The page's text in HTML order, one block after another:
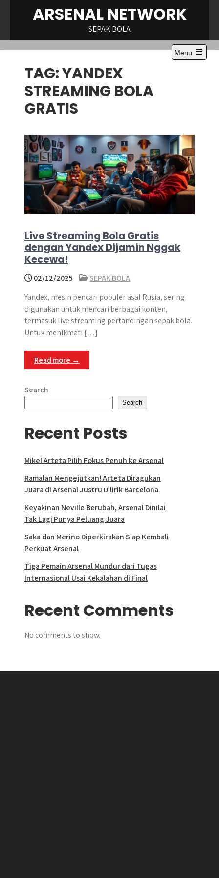
ARSENAL NETWORK
SEPAK BOLA
Menu
Open
TAG:YANDEX
STREAMING BOLA
GRATIS
Live Streaming Bola Gratis
dengan Yandex Dijamin Nggak
Kecewa!
02/12/2025
SEPAK BOLA
Yandex, mesin pencari populer asal Rusia, sering
digunakan untuk mencari berbagai konten,
termasuk live streaming pertandingan sepak bola.
Untuk menikmati […]
Read more →
Search
Search
Recent Posts
Mikel Arteta Pilih Fokus Penuh ke Arsenal
Ramalan Mengejutkan! Arteta Diragukan
Juara di Arsenal Justru Dilirik Barcelona
Keyakinan Neville Berubah, Arsenal Dinilai
Tak Lagi Punya Peluang Juara
Saka dan Merino Diperkirakan Siap Kembali
Perkuat Arsenal
Tiga Pemain Arsenal Mundur dari Tugas
Internasional Usai Kekalahan di Final
Recent Comments
No comments to show.